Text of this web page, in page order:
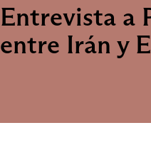
Entrevista a
entre Irán y